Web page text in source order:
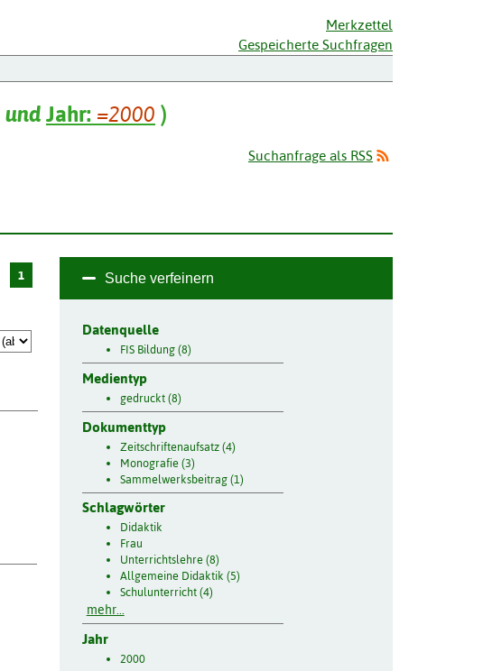
Merkzettel
Gespeicherte Suchfragen
und Jahr: =2000 )
Suchanfrage als RSS
1 Suche verfeinern
Datenquelle
FIS Bildung (8)
Medientyp
gedruckt (8)
Dokumenttyp
Zeitschriftenaufsatz (4)
Monografie (3)
Sammelwerksbeitrag (1)
Schlagwörter
Didaktik
Frau
Unterrichtslehre (8)
Allgemeine Didaktik (5)
Schulunterricht (4)
mehr...
Jahr
2000